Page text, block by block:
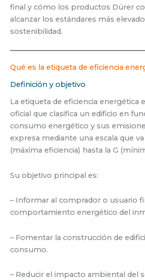
final y cómo los productos Dürer
alcanzar los estándares más
sostenibilidad.
Qué es la etiqueta de eficiencia
Definición y objetivo
La etiqueta de eficiencia energética
oficial que clasifica un edificio en
consumo energético y sus
expresa mediante una escala que
(máxima eficiencia) hasta la G
Su objetivo principal es:
– Informar al comprador o usuario
comportamiento energético del
– Fomentar la construcción de
consumo.
– Reducir el impacto ambiental del